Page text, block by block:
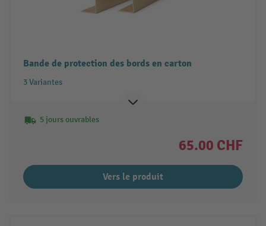
Bande de protection des bords en carton
3 Variantes
5 jours ouvrables
65.00 CHF
Vers le produit